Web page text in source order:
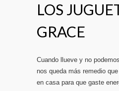
LOS
GRACE
Cuando llueve y no
nos queda más remedio
en casa para que gaste